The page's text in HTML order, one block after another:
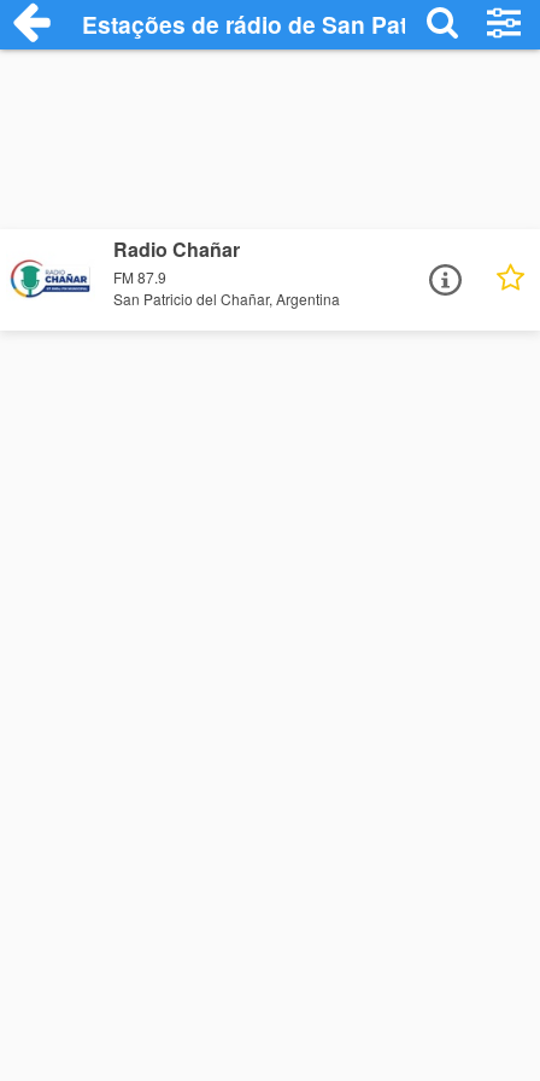
Estações de rádio de San Patricio del
Radio Chañar
FM 87.9
San Patricio del Chañar, Argentina